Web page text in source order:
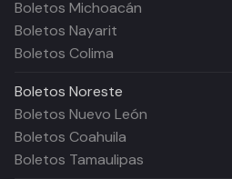
Boletos Michoacán
Boletos Nayarit
Boletos Colima
Boletos Noreste
Boletos Nuevo León
Boletos Coahuila
Boletos Tamaulipas